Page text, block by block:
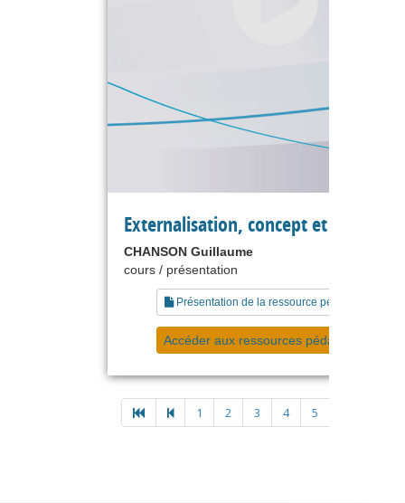
Externalisation, concept et pratique
CHANSON Guillaume
cours / présentation
Présentation de la ressource pédagogique
Accéder aux ressources pédagogiques
1 2 3 4 5